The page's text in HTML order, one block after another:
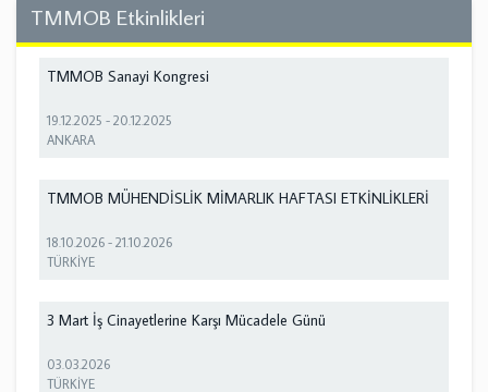
TMMOB Etkinlikleri
TMMOB Sanayi Kongresi
19.12.2025 -20.12.2025
ANKARA
TMMOB MÜHENDİSLİK MİMARLIK HAFTASI ETKİNLİKLERİ
18.10.2026 -21.10.2026
TÜRKİYE
3 Mart İş Cinayetlerine Karşı Mücadele Günü
03.03.2026
TÜRKİYE